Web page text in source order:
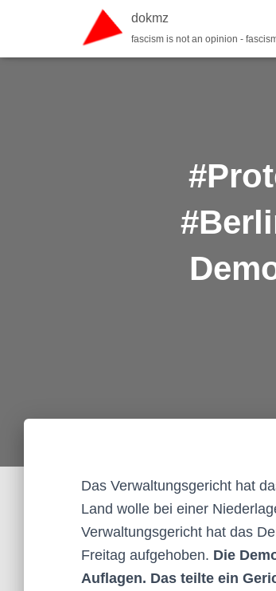
dokmz
fascism is not an opinion -
Das Verwaltungsgericht hat
Land wolle bei einer
Verwaltungsgericht hat das
Freitag aufgehoben. Die
Auflagen. Das teilte ein